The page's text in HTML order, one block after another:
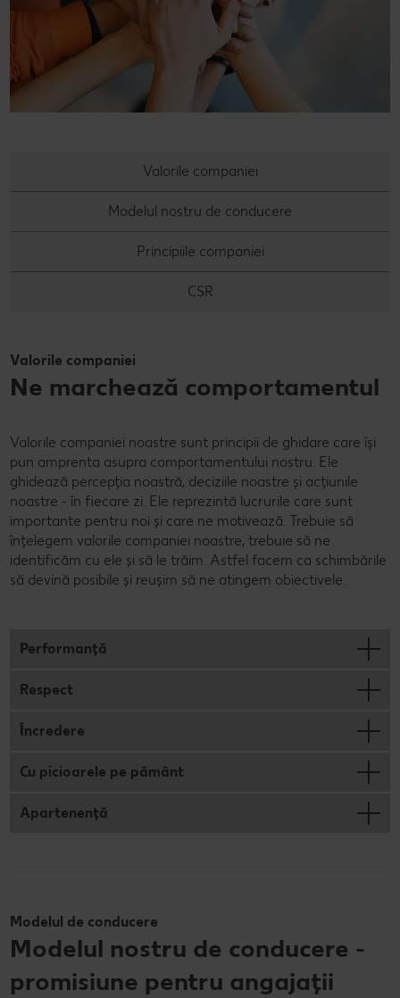
Valorile companiei
Modelul nostru de conducere
Principiile companiei
CSR
Valorile companiei
Ne marchează comportamentul
Valorile companiei noastre sunt principii de ghidare care își
pun amprenta asupra comportamentului nostru. Ele
ghidează percepția noastră, deciziile noastre și acțiunile
noastre - în fiecare zi. Ele reprezintă lucrurile care sunt
importante pentru noi și care ne motivează. Trebuie să
înțelegem valorile companiei noastre, trebuie să ne
identificăm cu ele și să le trăim. Astfel facem ca schimbările
să devină posibile și reușim să ne atingem obiectivele.
Performanță
Respect
Încredere
Cu picioarele pe pământ
Apartenență
Modelul de conducere
Modelul nostru de conducere -
promisiune pentru angajații